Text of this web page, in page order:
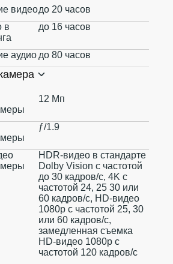
видеодо 20 часов
в
до 16 часов
аудио до 80 часов
12 Мп
ƒ/1.9
HDR‑видео в стандарте
Dolby Vision с частотой
до 30 кадров/с, 4K с
частотой 24, 25 30 или
60 кадров/с, HD-видео
1080p с частотой 25, 30
или 60 кадров/с,
замедленная съемка
HD-видео 1080p с
частотой 120 кадров/с